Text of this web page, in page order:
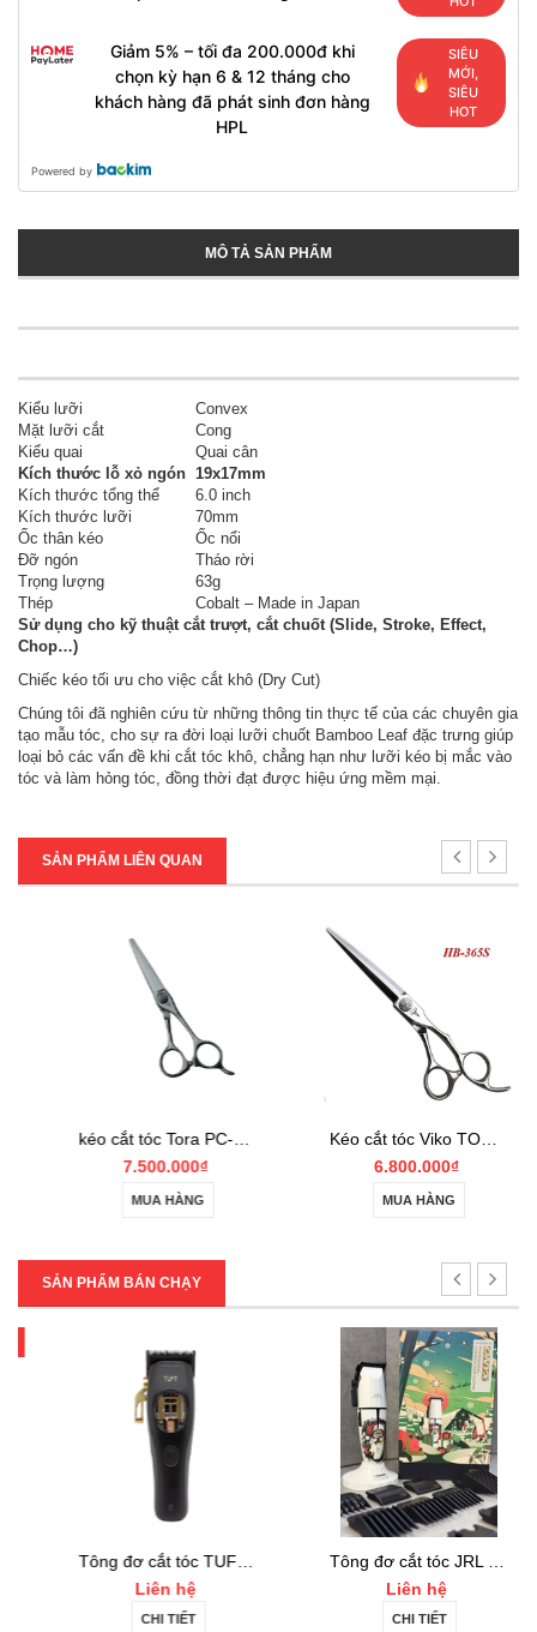
Giảm 5% – tối đa 200.000đ khi
chọn kỳ hạn 6 & 12 tháng cho
khách hàng đã phát sinh đơn hàng
HPL
SIÊU
MỚI,
SIÊU
HOT
Powered by
MÔ TẢ SẢN PHẨM
Kiểu lưỡi
Convex
Mặt lưỡi cắt
Cong
Kiểu quai
Quai cân
Kích thước lỗ xỏ ngón 19x17mm
Kích thước tổng thể
6.0 inch
Kích thước lưỡi
70mm
Ốc thân kéo
Ốc nổi
Đỡ ngón
Tháo rời
Trọng lượng
63g
Thép
Cobalt – Made in Japan
Sử dụng cho kỹ thuật cắt trượt, cắt chuốt (Slide, Stroke, Effect,
Chop…)
Chiếc kéo tối ưu cho việc cắt khô (Dry Cut)
Chúng tôi đã nghiên cứu từ những thông tin thực tế của các chuyên gia
tạo mẫu tóc, cho sự ra đời loại lưỡi chuốt Bamboo Leaf đặc trưng giúp
loại bỏ các vấn đề khi cắt tóc khô, chẳng hạn như lưỡi kéo bị mắc vào
tóc và làm hỏng tóc, đồng thời đạt được hiệu ứng mềm mại.
SẢN PHẨM LIÊN QUAN
kéo cắt tóc Tora PC-55c
7.500.000₫
MUA HÀNG
Kéo cắt tóc Viko TORA HB-365S
6.800.000₫
MUA HÀNG
SẢN PHẨM BÁN CHẠY
Tông đơ cắt tóc TUFT Vista-C Professional
Liên hệ
CHI TIẾT
Tông đơ cắt tóc JRL 2020C-B ONYX Noel
Liên hệ
CHI TIẾT